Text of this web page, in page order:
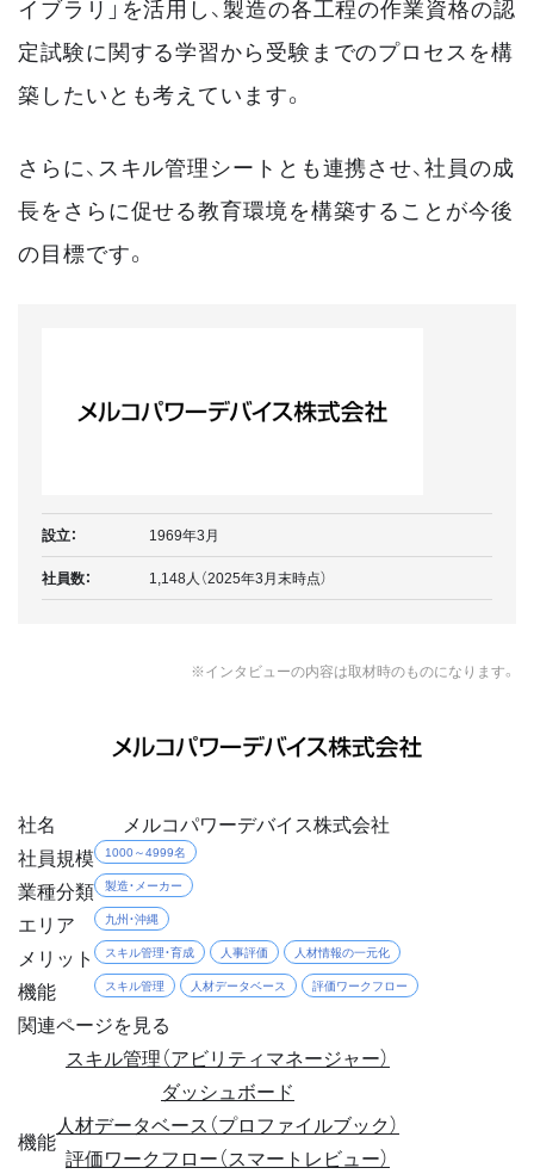
イブラリ」を活用し、製造の各工程の作業資格の認
定試験に関する学習から受験までのプロセスを構
築したいとも考えています。
さらに、スキル管理シートとも連携させ、社員の成
長をさらに促せる教育環境を構築することが今後
の目標です。
設立：
1969年3月
社員数：
1,148人（2025年3月末時点）
※インタビューの内容は取材時のものになります。
社名
メルコパワーデバイス株式会社
社員規模
1000～4999名
業種分類 製造・メーカー
エリア 九州・沖縄
メリット スキル管理・育成 人事評価 人材情報の一元化
機能 スキル管理 人材データベース 評価ワークフロー
関連ページを見る
機能
スキル管理（アビリティマネージャー）
ダッシュボード
人材データベース（プロファイルブック）
評価ワークフロー（スマートレビュー）